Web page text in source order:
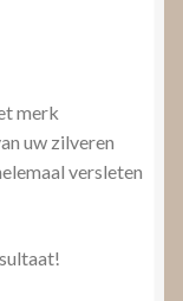
merk
uw zilveren
versleten